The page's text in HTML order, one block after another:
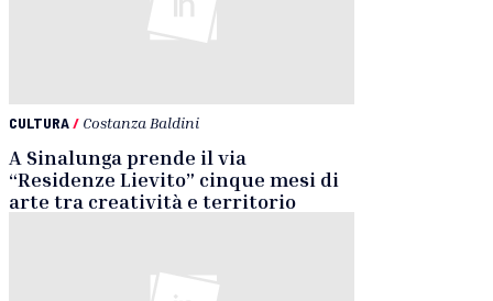
CULTURA/ Costanza Baldini
A Sinalunga prende il via
“Residenze Lievito” cinque mesi di
arte tra creatività e territorio